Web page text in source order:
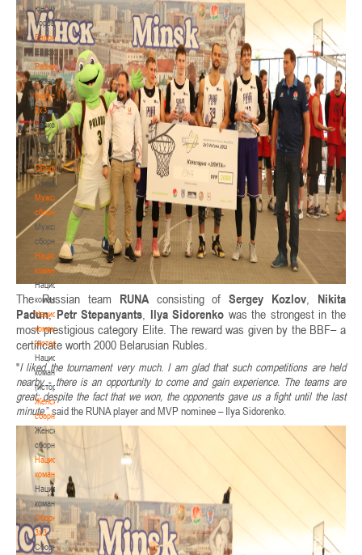
юношеские
соревнования
Еврокубки
Еврокубки
Разное
Разное
Баскетбол
3х3
Баскетбол
3х3
Лого[modid=121]
Сборные
Сборные
Мужские
сборные
Мужские
сборные
Национальная
команда
Национальная
команда
Национальная
команда
(история)
Национальная
команда
(история)
Женские
сборные
Женские
сборные
Национальная
команда
Национальная
команда
Сборные
3х3
Сборные
The Russian team RUNAconsisting ofSergey Kozlov
Nikita
Padun,Petr Stepanyants Ilya Sidorenko was the strongest in the
most prestigious category Elite. The reward was given by the BBF– a
certificate worth 2000 Belarusian Rubles.
"I liked the tournament very much. I am glad that such competitions are held
nearby - there is an opportunity to come and gain experience. The teams are
great: despite the fact that we won, the opponents gave us a fight until the last
minute,” said the RUNA player and MVP nominee – Ilya Sidorenko.